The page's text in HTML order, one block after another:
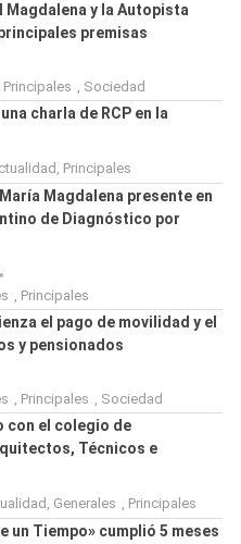
Magdalena y la Autopista
premisas
Principales , Sociedad
charla de RCP en la
, Principales
Magdalena presente en
de Diagnóstico por
, Principales
el pago de movilidad y el
y pensionados
, Principales , Sociedad
con el colegio de
Técnicos e
, Generales , Principales
un Tiempo» cumplió 5 meses